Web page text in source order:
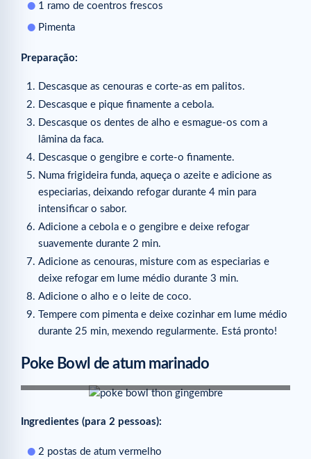
1 ramo de coentros frescos
Pimenta
Preparação:
Descasque as cenouras e corte-as em palitos.
Descasque e pique finamente a cebola.
Descasque os dentes de alho e esmague-os com a
lâmina da faca.
Descasque o gengibre e corte-o finamente.
Numa frigideira funda, aqueça o azeite e adicione as
especiarias, deixando refogar durante 4 min para
intensificar o sabor.
Adicione a cebola e o gengibre e deixe refogar
suavemente durante 2 min.
Adicione as cenouras, misture com as especiarias e
deixe refogar em lume médio durante 3 min.
Adicione o alho e o leite de coco.
Tempere com pimenta e deixe cozinhar em lume médio
durante 25 min, mexendo regularmente. Está pronto!
Poke Bowl de atum marinado
Ingredientes (para 2 pessoas):
2 postas de atum vermelho